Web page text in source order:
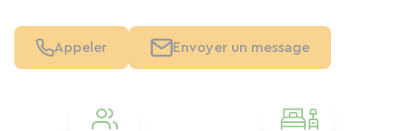
Appeler Envoyer un message